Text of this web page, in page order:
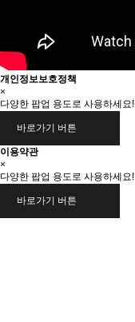
개인정보보호정책
×
다양한 팝업 용도로 사용하세
바로가기 버튼
이용약관
×
다양한 팝업 용도로 사용하세
바로가기 버튼